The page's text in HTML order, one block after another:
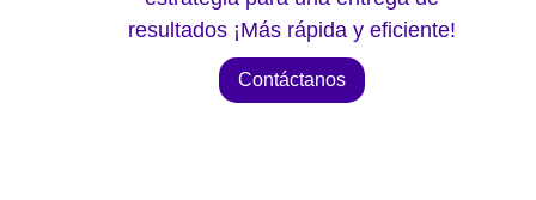
resultados ¡Más rápida y eficiente!
Contáctanos